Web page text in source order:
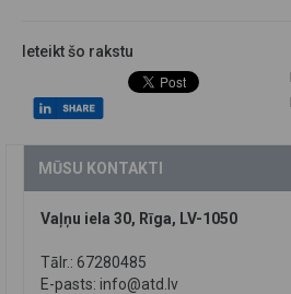
Ieteikt šo rakstu
MŪSU KONTAKTI
Vaļņu iela 30, Rīga, LV-1050
Tālr.: 67280485
E-pasts: info@atd.lv